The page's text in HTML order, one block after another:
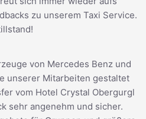
zu unserem Taxi Service.
von Mercedes Benz und
unserer Mitarbeiten gestaltet
vom Hotel Crystal Obergurgl
sehr angenehm und sicher.